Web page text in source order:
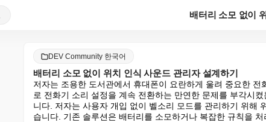
DEV Community 한국어
배터리 소모 없이 위치 인식 사운드 관리자 설계하기
저자는 조용한 도서관에서 휴대폰이 요란하게 울려 중요한
로 전화기 소리 설정을 계속 전환하는 만연한 문제를 부각시
니다. 저자는 사용자 개입 없이 벨소리 모드를 관리하기 위해
습니다. 기존 솔루션은 배터리를 소모하거나 복잡한 규칙을